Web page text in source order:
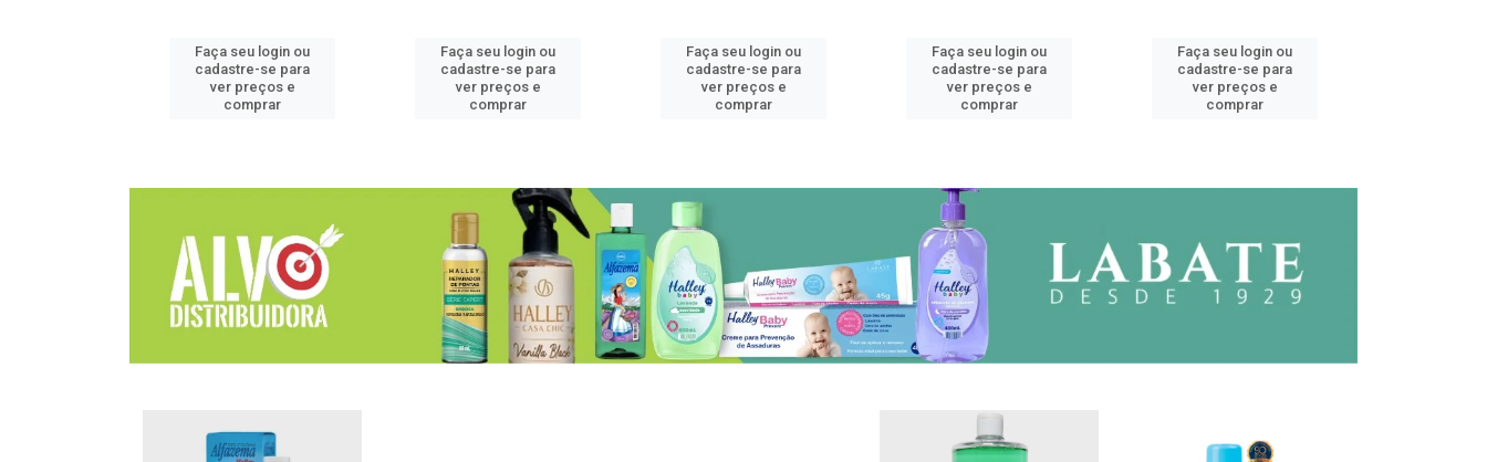
Faça seu login ou
cadastre-se para
ver preços e
comprar
Faça seu login ou
cadastre-se para
ver preços e
comprar
Faça seu login ou
cadastre-se para
ver preços e
comprar
Faça seu login ou
cadastre-se para
ver preços e
comprar
Faça seu login ou
cadastre-se para
ver preços e
comprar